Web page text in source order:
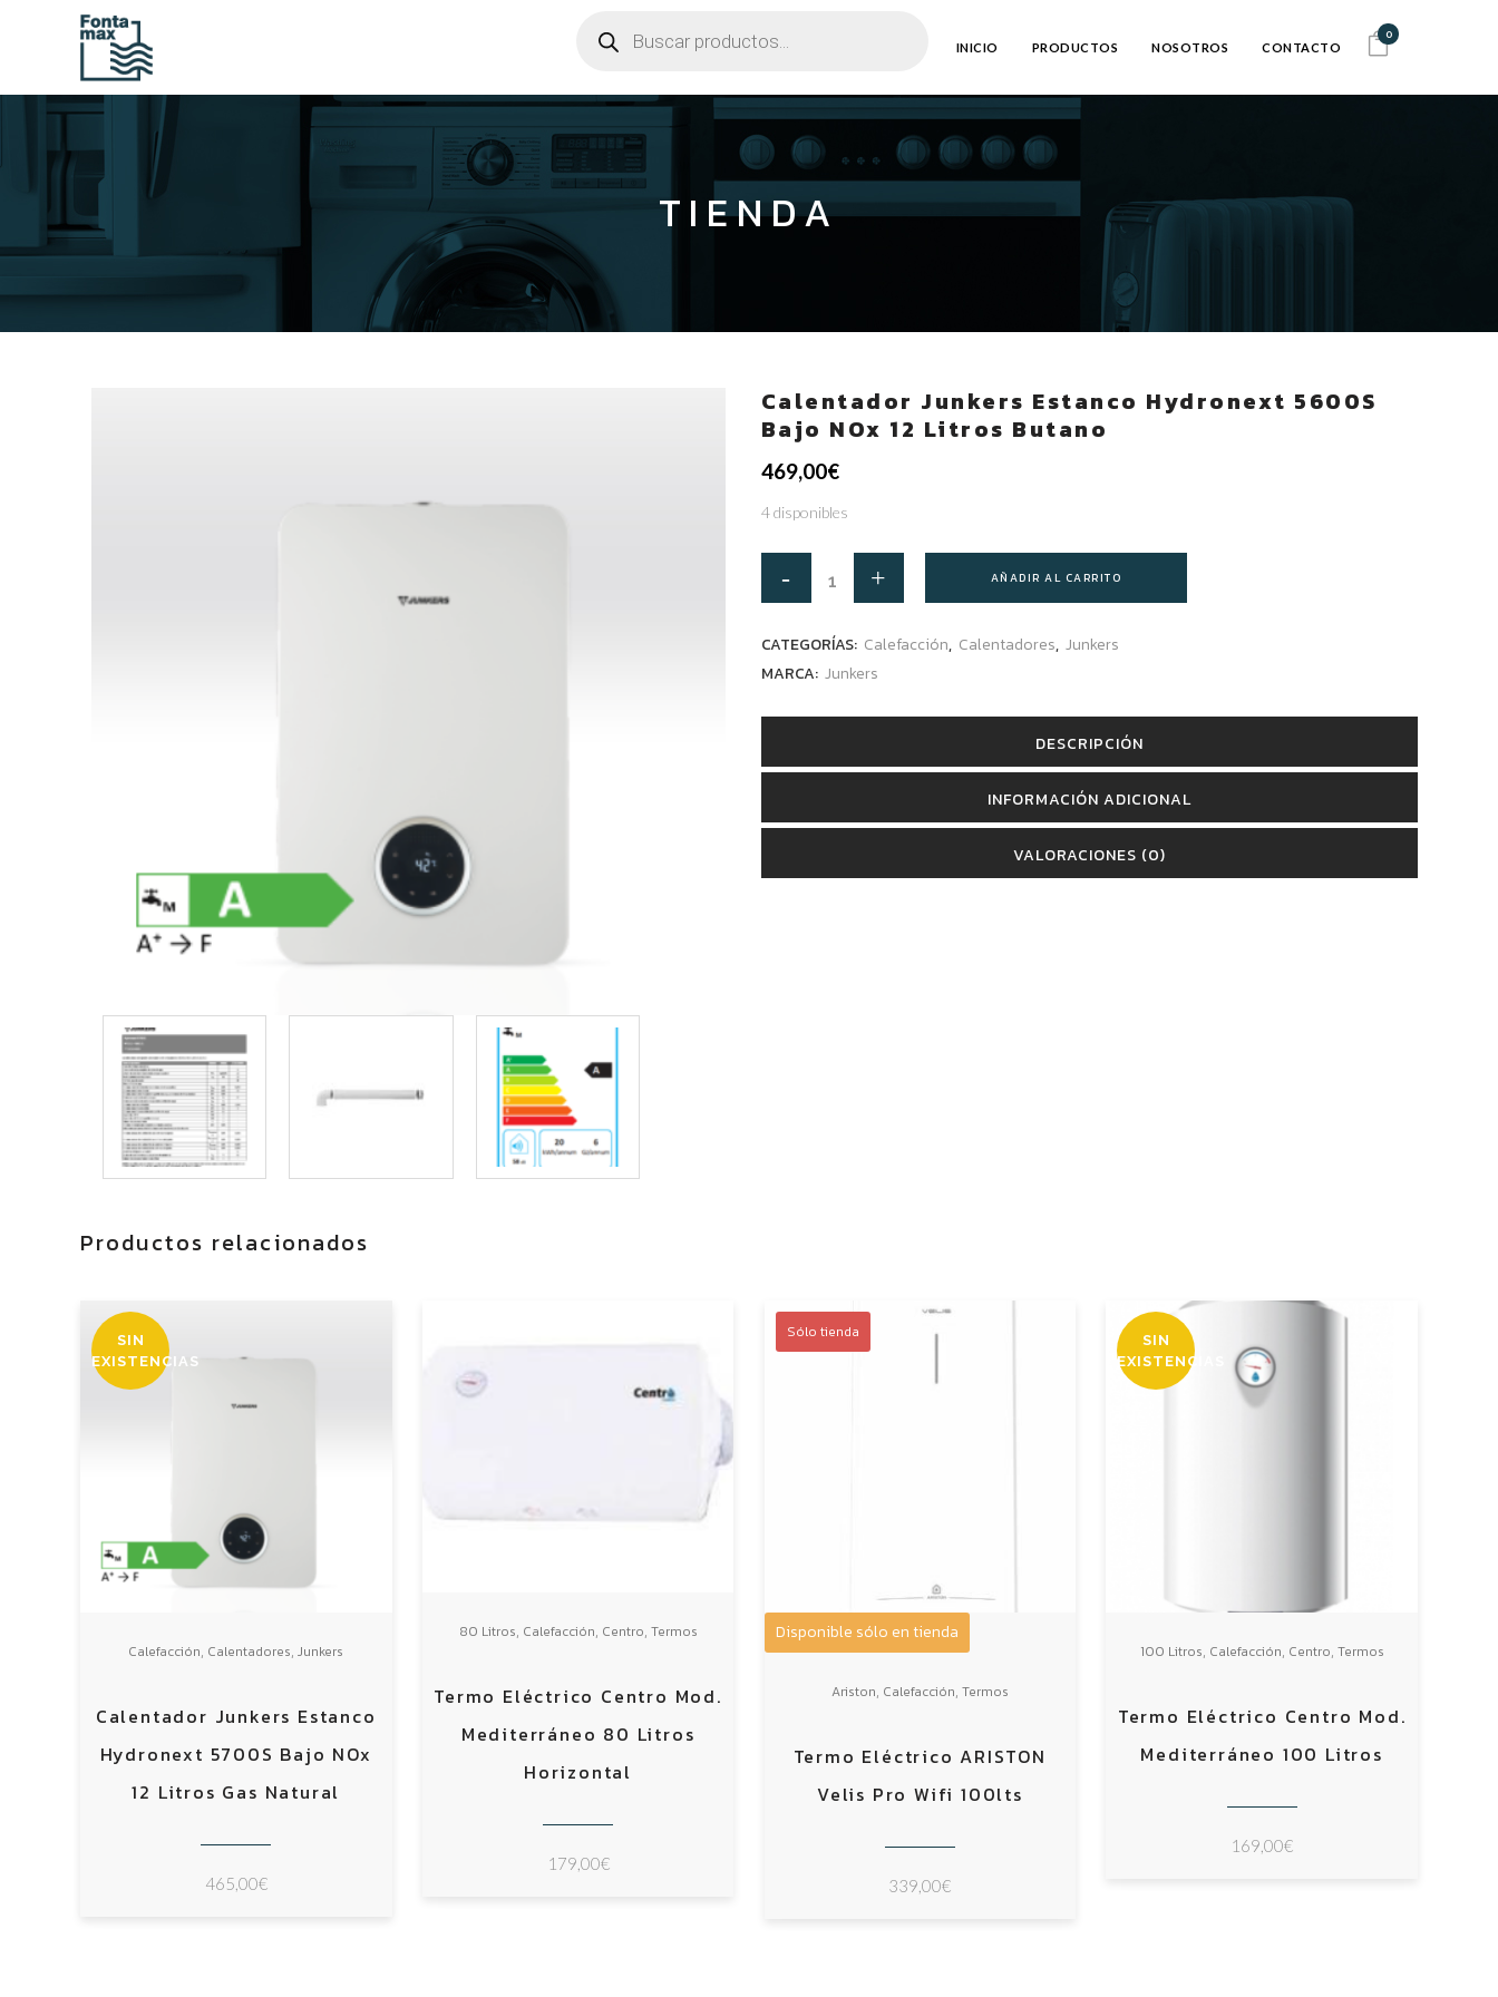
0
productos INICIO PRODUCTOS NOSOTROS CONTACTO
TIENDA
Calentador Junkers Estanco Hydronext 5600S
Bajo NOx 12 Litros Butano
469,00€
4 disponibles
AÑADIR AL CARRITO
CATEGORÍAS: Calefacción, Calentadores, Junkers
MARCA: Junkers
DESCRIPCIÓN
INFORMACIÓN ADICIONAL
VALORACIONES (0)
Productos relacionados
SIN
EXISTENCIAS
Calefacción, Calentadores,Junkers
Calentador Junkers Estanco
Hydronext 5700S Bajo NOx
12 Litros Gas Natural
465,00€
80 Litros, Calefacción, Centro, Termos
Termo Eléctrico Centro Mod.
Mediterráneo 80 Litros
Horizontal
179,00€
Sólo tienda
Disponible sólo en tienda
Ariston, Calefacción, Termos
Termo Eléctrico ARISTON
Velis Pro Wifi 100lts
339,00€
SIN
EXISTENCIAS
100 Litros, Calefacción, Centro, Termos
Termo Eléctrico Centro Mod.
Mediterráneo 100 Litros
169,00€